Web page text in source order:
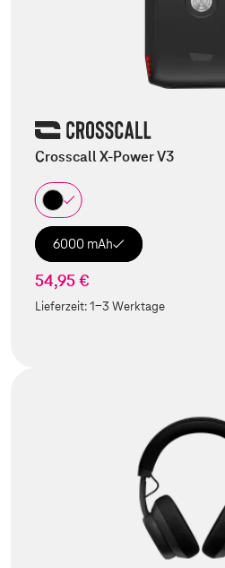
Crosscall X-Power V3
6000 mAh
54,95 €
Lieferzeit:1-3 Werktage